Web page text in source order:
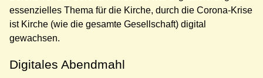
essenzielles Thema für die Kirche, durch die Corona-Krise
ist Kirche (wie die gesamte Gesellschaft) digital
gewachsen.
Digitales Abendmahl